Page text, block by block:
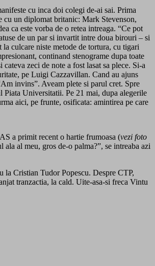
cu inca doi colegi de-ai sai. Prima
cu un diplomat britanic: Mark Stevenson,
ca este vorba de o retea intreaga. “Ce pot
de un par si invartit intre doua birouri – si
culcare niste metode de tortura, cu tigari
continand stenograme dupa toate
zeci de note a fost lasat sa plece. Si-a
pe Luigi Cazzavillan. Cand au ajuns
invins”. Aveam plete si parul cret. Spre
Piata Universitatii. Pe 21 mai, dupa alegerile
aici, pe frunte, osificata: amintirea pe care
a primit recent o hartie frumoasa (vezi foto
al meu, gros de-o palma?”, se intreaba azi
la Cristian Tudor Popescu. Despre CTP,
tranzactia, la cald. Uite-asa-si freca Vintu